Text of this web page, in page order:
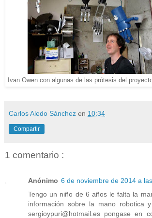
Ivan Owen con algunas de las prótesis del
Carlos Aledo Sánchez en 10:34
Compartir
1 comentario :
Anónimo 6 de noviembre de 2014 a
Tengo un niño de 6 años le falta la
información sobre la mano robotica
sergioypuri@hotmail.es pongase en